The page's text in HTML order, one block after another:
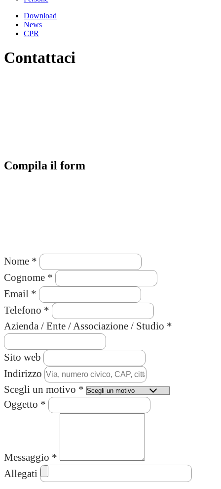
Download
News
CPR
Contattaci
Compila il form
Nome *
Cognome *
Email *
Telefono *
Azienda / Ente / Associazione / Studio *
Sito web
Indirizzo
Scegli un motivo *
Oggetto *
Messaggio *
Allegati